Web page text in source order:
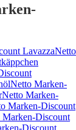
LavazzaNetto
Netto Marken-
Netto Marken-
Marken-Discount
Marken-Discount